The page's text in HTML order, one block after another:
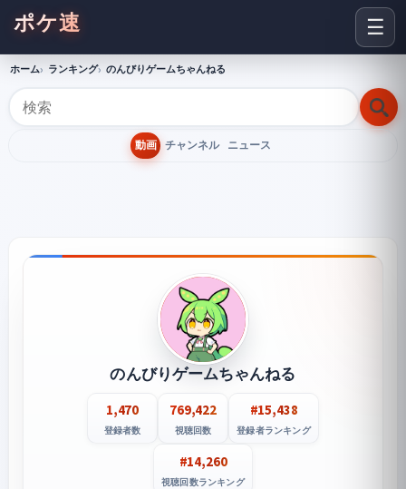
☰
ポケ速
ホーム ランキング のんびりゲームちゃんねる
動画 チャンネル ニュース
のんびりゲームちゃんねる
1,470
登録者数
769,422
視聴回数
#15,438
登録者ランキング
#14,260
視聴回数ランキング